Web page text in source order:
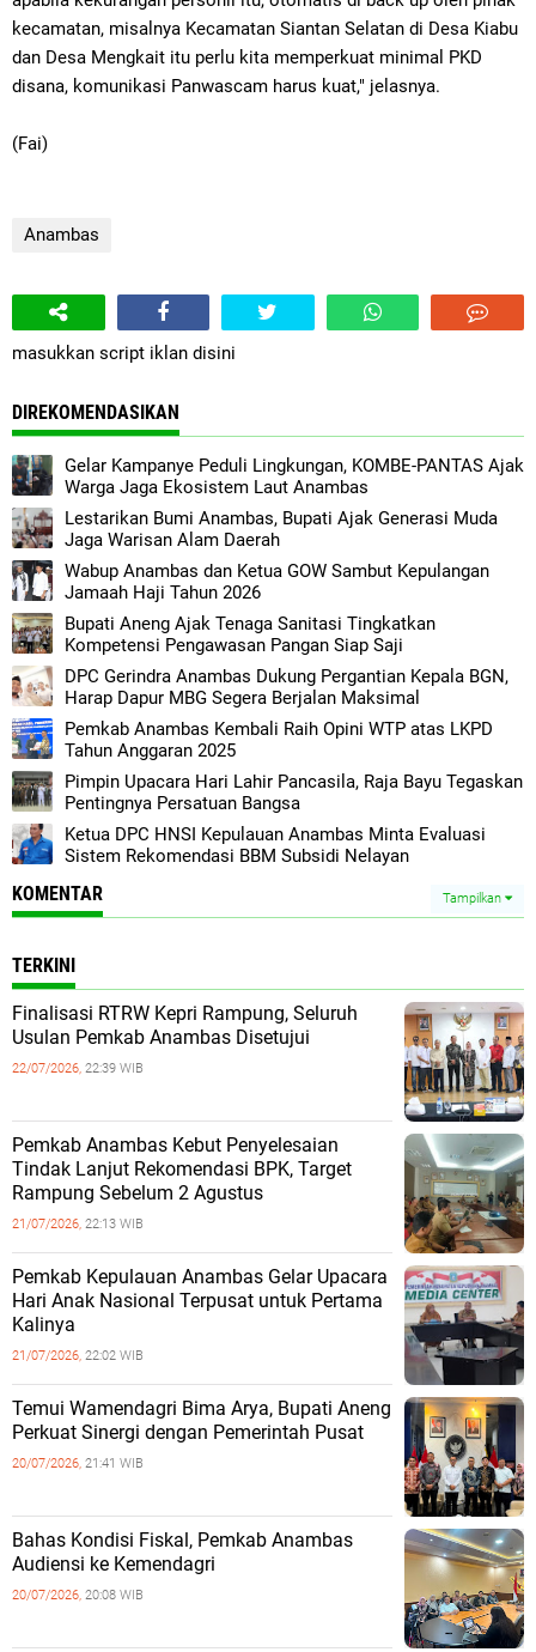
kecamatan, misalnya Kecamatan Siantan Selatan di Desa Kiabu
dan Desa Mengkait itu perlu kita memperkuat minimal PKD
disana, komunikasi Panwascam harus kuat," jelasnya.
(Fai)
Anambas
masukkan script iklan disini
DIREKOMENDASIKAN
Gelar Kampanye Peduli Lingkungan, KOMBE-PANTAS Ajak
Warga Jaga Ekosistem Laut Anambas
Lestarikan Bumi Anambas, Bupati Ajak Generasi Muda
Jaga Warisan Alam Daerah
Wabup Anambas dan Ketua GOW Sambut Kepulangan
Jamaah Haji Tahun 2026
Bupati Aneng Ajak Tenaga Sanitasi Tingkatkan
Kompetensi Pengawasan Pangan Siap Saji
DPC Gerindra Anambas Dukung Pergantian Kepala BGN,
Harap Dapur MBG Segera Berjalan Maksimal
Pemkab Anambas Kembali Raih Opini WTP atas LKPD
Tahun Anggaran 2025
Pimpin Upacara Hari Lahir Pancasila, Raja Bayu Tegaskan
Pentingnya Persatuan Bangsa
Ketua DPC HNSI Kepulauan Anambas Minta Evaluasi
Sistem Rekomendasi BBM Subsidi Nelayan
KOMENTAR Tampilkan
TERKINI
Finalisasi RTRW Kepri Rampung, Seluruh
Usulan Pemkab Anambas Disetujui
22/07/2026, 22:39 WIB
Pemkab Anambas Kebut Penyelesaian
Tindak Lanjut Rekomendasi BPK, Target
Rampung Sebelum 2 Agustus
21/07/2026, 22:13 WIB
Pemkab Kepulauan Anambas Gelar Upacara
Hari Anak Nasional Terpusat untuk Pertama
Kalinya
21/07/2026, 22:02 WIB
Temui Wamendagri Bima Arya, Bupati Aneng
Perkuat Sinergi dengan Pemerintah Pusat
20/07/2026, 21:41 WIB
Bahas Kondisi Fiskal, Pemkab Anambas
Audiensi ke Kemendagri
20/07/2026, 20:08 WIB